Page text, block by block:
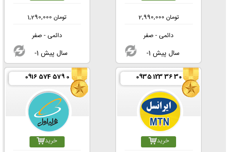
2,990,000 تومان
دائمی - صفر
-1 سال پیش
1,290,000 تومان
دائمی - صفر
-1 سال پیش
0935 123 36 30
خرید
0916 574 579 0
خرید